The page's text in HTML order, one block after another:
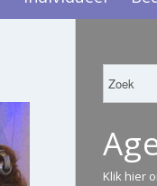
Klik hier